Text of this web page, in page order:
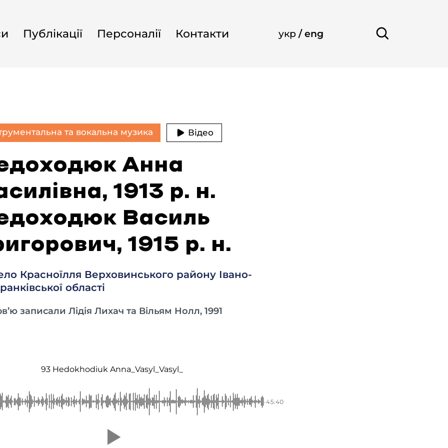
Публікації Персоналії Контакти укр / eng
та вокальна музика Відео
Анна
1913 р. н.
Василь
1915 р. н.
Красноїлля Верховинського району Івано-
області
записали Лідія Лихач та Вільям Нолл, 1991
93 Hedokhodiuk Anna_Vasyl_Vasyl_
-45:40